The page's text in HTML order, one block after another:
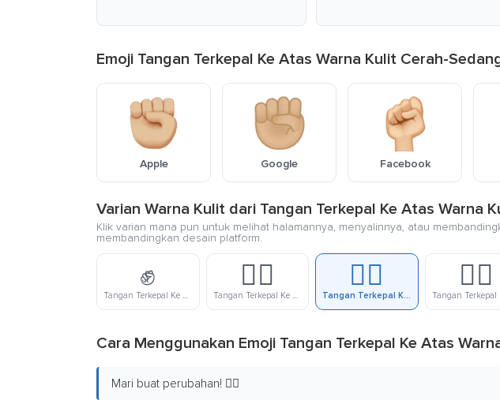
Emoji Tangan Terkepal Ke Atas Warna Kulit Cerah-
Apple Google Facebook
Varian Warna Kulit dari Tangan Terkepal Ke Atas Warna
Klik varian mana pun untuk melihat halamannya, menyalinnya, atau
membandingkan desain platform.
✊
Tangan Terkepal Ke Atas
✊🏻
Tangan Terkepal Ke Atas Warna Kulit Cerah
✊🏼
Tangan Terkepal Ke Atas Warna Kulit Cerah-Sedang
✊🏽
Cara Menggunakan Emoji Tangan Terkepal Ke Atas
Mari buat perubahan! ✊🏼